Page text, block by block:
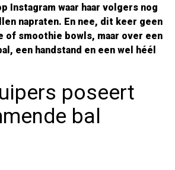
Instagram waar haar volgers nog
napraten. En nee, dit keer geen
of smoothie bowls, maar over een
een handstand en een wel héél
poseert
bal